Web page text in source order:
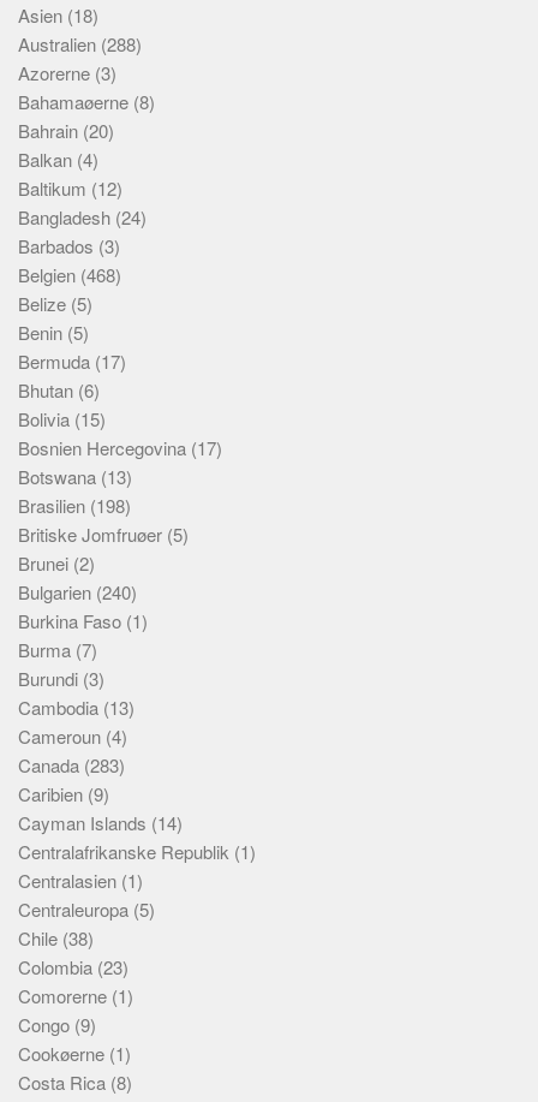
Asien (18)
Australien (288)
Azorerne (3)
Bahamaøerne (8)
Bahrain (20)
Balkan (4)
Baltikum (12)
Bangladesh (24)
Barbados (3)
Belgien (468)
Belize (5)
Benin (5)
Bermuda (17)
Bhutan (6)
Bolivia (15)
Bosnien Hercegovina (17)
Botswana (13)
Brasilien (198)
Britiske Jomfruøer (5)
Brunei (2)
Bulgarien (240)
Burkina Faso (1)
Burma (7)
Burundi (3)
Cambodia (13)
Cameroun (4)
Canada (283)
Caribien (9)
Cayman Islands (14)
Centralafrikanske Republik (1)
Centralasien (1)
Centraleuropa (5)
Chile (38)
Colombia (23)
Comorerne (1)
Congo (9)
Cookøerne (1)
Costa Rica (8)